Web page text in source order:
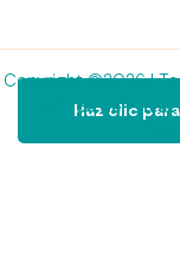
Haz clic
Copyright ©2026 |
Política de